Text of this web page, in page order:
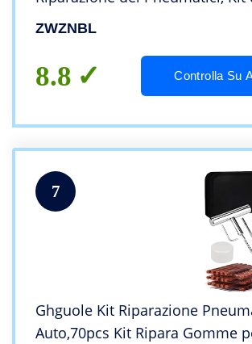
manuali per riparazioni di
ZWZNBL
8.8 Controlla Su
7
Ghguole Kit Riparazione
Auto,70pcs Kit Ripara Gomme